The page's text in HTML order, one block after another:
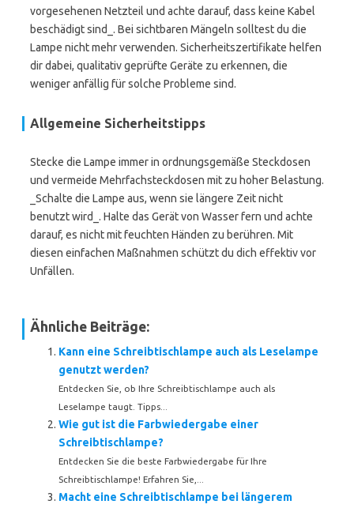
vorgesehenen Netzteil und achte darauf, dass keine Kabel
beschädigt sind_. Bei sichtbaren Mängeln solltest du die
Lampe nicht mehr verwenden. Sicherheitszertifikate helfen
dir dabei, qualitativ geprüfte Geräte zu erkennen, die
weniger anfällig für solche Probleme sind.
Allgemeine Sicherheitstipps
Stecke die Lampe immer in ordnungsgemäße Steckdosen
und vermeide Mehrfachsteckdosen mit zu hoher Belastung.
_Schalte die Lampe aus, wenn sie längere Zeit nicht
benutzt wird_. Halte das Gerät von Wasser fern und achte
darauf, es nicht mit feuchten Händen zu berühren. Mit
diesen einfachen Maßnahmen schützt du dich effektiv vor
Unfällen.
Ähnliche Beiträge:
Kann eine Schreibtischlampe auch als Leselampe
genutzt werden?
Entdecken Sie, ob Ihre Schreibtischlampe auch als
Leselampe taugt. Tipps...
Wie gut ist die Farbwiedergabe einer
Schreibtischlampe?
Entdecken Sie die beste Farbwiedergabe für Ihre
Schreibtischlampe! Erfahren Sie,...
Macht eine Schreibtischlampe bei längerem